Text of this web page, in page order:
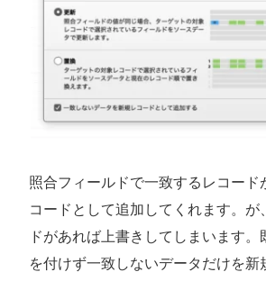
照合フィールドで一致するレコード
コードとして追加してくれます。が
ドがあれば上書きしてしまいます
を付けず一致しないデータだけを新